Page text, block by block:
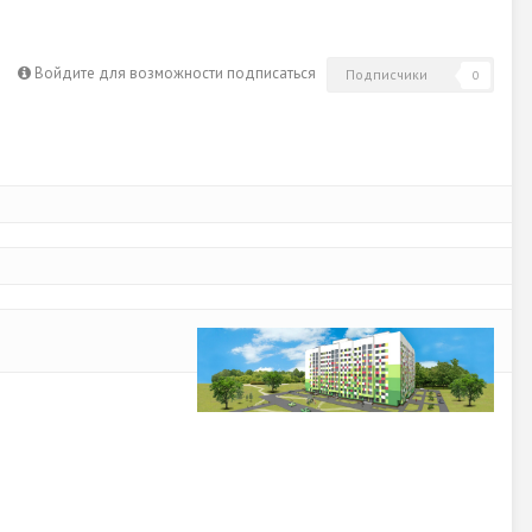
Войдите для возможности подписаться Подписчики 0